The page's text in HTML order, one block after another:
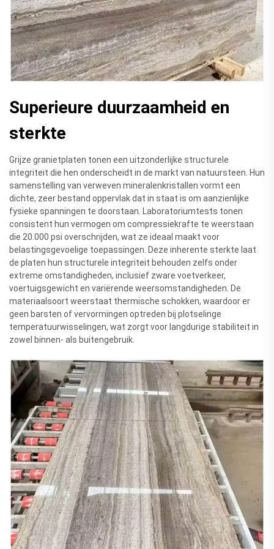
Superieure duurzaamheid en
sterkte
Grijze granietplaten tonen een uitzonderlijke structurele
integriteit die hen onderscheidt in de markt van natuursteen. Hun
samenstelling van verweven mineralenkristallen vormt een
dichte, zeer bestand oppervlak dat in staat is om aanzienlijke
fysieke spanningen te doorstaan. Laboratoriumtests tonen
consistent hun vermogen om compressiekrafte te weerstaan
die 20.000 psi overschrijden, wat ze ideaal maakt voor
belastingsgevoelige toepassingen. Deze inherente sterkte laat
de platen hun structurele integriteit behouden zelfs onder
extreme omstandigheden, inclusief zware voetverkeer,
voertuigsgewicht en variërende weersomstandigheden. De
materiaalsoort weerstaat thermische schokken, waardoor er
geen barsten of vervormingen optreden bij plotselinge
temperatuurwisselingen, wat zorgt voor langdurige stabiliteit in
zowel binnen- als buitengebruik.